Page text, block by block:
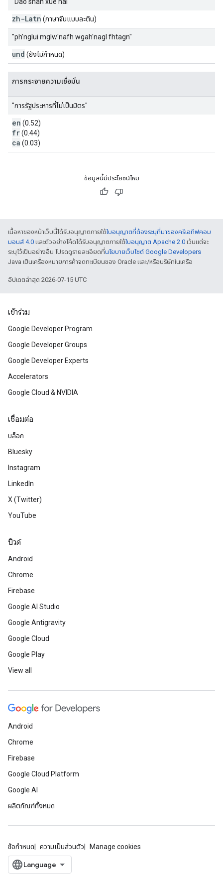
"Dao shan xue hai"
zh-Latn (ภาษาจีนแบบละติน)
"ph'nglui mglw'nafh wgah'nagl fhtagn"
und (ยังไม่กำหนด)
การกระจายความเชื่อมั่น
"การรัฐประหารที่ไม่เป็นมิตร"
en (0.52)
fr(0.44)
ca (0.03)
ข้อมูลนี้มีประโยชน์ไหม
เนื้อหาของหน้าเว็บนี้ได้รับอนุญาตภายใต้ใบอนุญาตที่ต้องระบุที่มาของครีเอทีฟคอม
มอนส์ 4.0 และตัวอย่างโค้ดได้รับอนุญาตภายใต้ใบอนุญาต Apache 2.0 เว้นแต่จะ
ระบุไว้เป็นอย่างอื่น โปรดดูรายละเอียดที่นโยบายเว็บไซต์ Google Developers
Java เป็นเครื่องหมายการค้าจดทะเบียนของ Oracle และ/หรือบริษัทในเครือ
อัปเดตล่าสุด 2026-07-15 UTC
เข้าร่วม
Google Developer Program
Google Developer Groups
Google Developer Experts
Accelerators
Google Cloud & NVIDIA
เชื่อมต่อ
บล็อก
Bluesky
Instagram
LinkedIn
X (Twitter)
YouTube
บิวด์
Android
Chrome
Firebase
Google AI Studio
Google Antigravity
Google Cloud
Google Play
View all
Android
Chrome
Firebase
Google Cloud Platform
Google AI
ผลิตภัณฑ์ทั้งหมด
ข้อกำหนด ความเป็นส่วนตัว Manage cookies